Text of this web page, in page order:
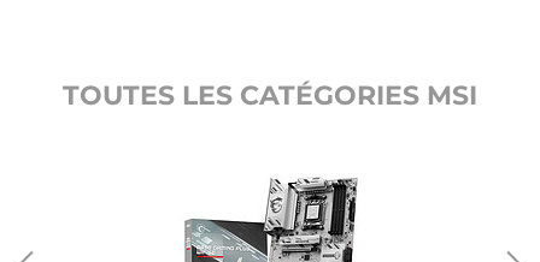
TOUTES LES CATÉGORIES MSI